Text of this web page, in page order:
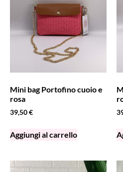
Mini bag Portofino cuoio e
rosa
39,50€
Aggiungi al carrello